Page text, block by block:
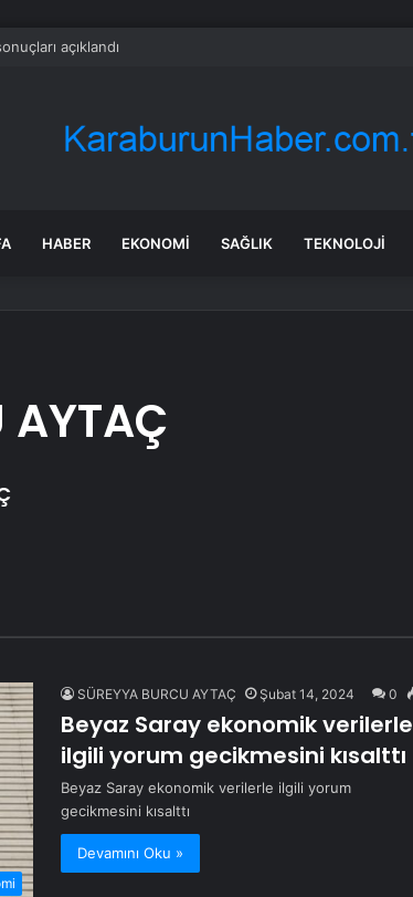
açıklandı
HABER EKONOMI SAĞLIK TEKNOLOJI
AYTAÇ
SÜREYYA BURCU AYTAÇ Şubat 14, 2024 0
Beyaz Saray ekonomik verilerle
ilgili yorum gecikmesini kısalttı
Beyaz Saray ekonomik verilerle ilgili yorum
gecikmesini kısalttı
Devamını Oku »